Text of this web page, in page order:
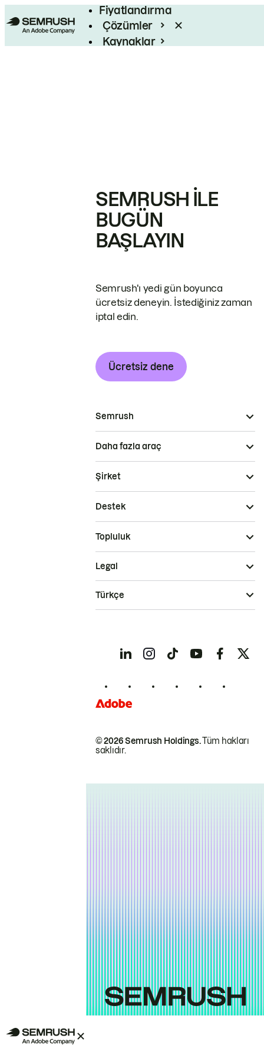
Fiyatlandırma
Çözümler
Kaynaklar
SEMRUSH ILE
BUGÜN
BAŞLAYIN
Semrush'ı yedi gün boyunca
ücretsiz deneyin. İstediğiniz zaman
iptal edin.
Ücretsiz dene
Semrush
Daha fazla araç
Şirket
Destek
Topluluk
© 2026 Semrush Holdings.Tüm hakları
saklıdır.
Legal
Türkçe